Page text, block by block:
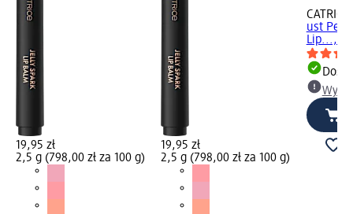
19,95 zł
2,5 g (798,00 zł za 100 g)
19,95 zł
2,5 g (798,00 zł za 100 g)
CATRICE
ust
Lip...,